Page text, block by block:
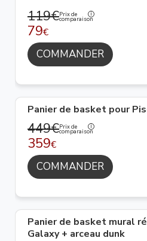
119€Prix de
comparaison
79€
COMMANDER
Panier de basket pour
449€Prix de
comparaison
359€
COMMANDER
Panier de basket mural
Galaxy + arceau dunk